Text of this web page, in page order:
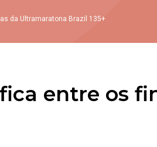
da Ultramaratona Brazil 135+
entre os